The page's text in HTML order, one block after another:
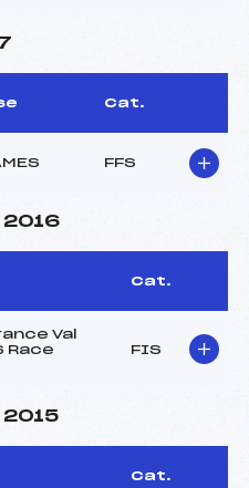
Cat.
FFS
Cat.
Val
Race
FIS
Cat.